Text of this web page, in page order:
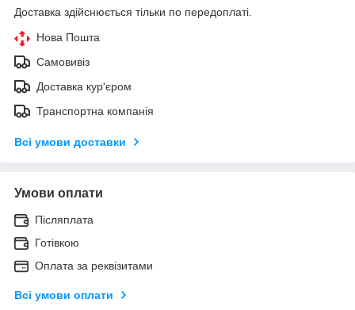
Доставка здійснюється тільки по передоплаті.
Нова Пошта
Самовивіз
Доставка кур'єром
Транспортна компанія
Всі умови доставки
Умови оплати
Післяплата
Готівкою
Оплата за реквізитами
Всі умови оплати